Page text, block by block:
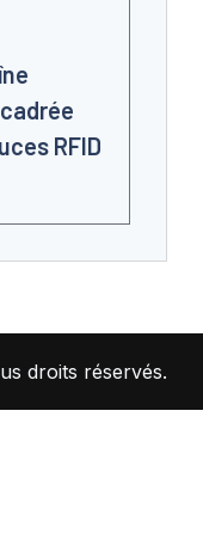
RFID
droits réservés.